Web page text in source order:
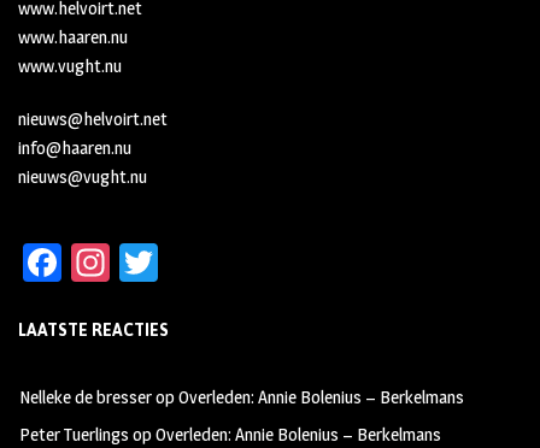
www.helvoirt.net
www.haaren.nu
www.vught.nu
nieuws@helvoirt.net
info@haaren.nu
nieuws@vught.nu
Fa
b
oo
k
In
ag
m
tt
LAATSTE REACTIES
Nelleke de bresseropOverleden: Annie Bolenius – Berkelmans
Peter Tuerlings opOverleden: Annie Bolenius – Berkelmans